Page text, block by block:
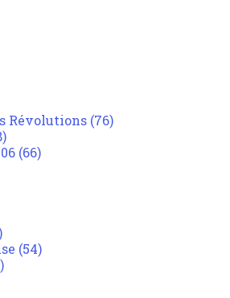
Révolutions (76)
(66)
(54)